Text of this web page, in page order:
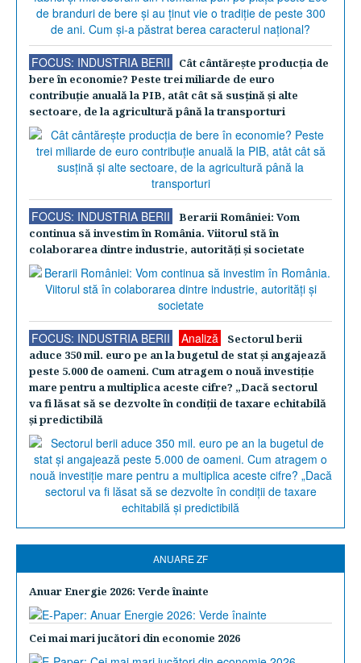
FOCUS: INDUSTRIA BERII
Cât cântăreşte producţia de
bere în economie? Peste trei miliarde de euro
contribuţie anuală la PIB, atât cât să susţină şi alte
sectoare, de la agricultură până la transporturi
FOCUS: INDUSTRIA BERII
Berarii României: Vom
continua să investim în România. Viitorul stă în
colaborarea dintre industrie, autorităţi şi societate
FOCUS: INDUSTRIA BERII Analiză
Sectorul berii
aduce 350 mil. euro pe an la bugetul de stat şi angajează
peste 5.000 de oameni. Cum atragem o nouă investiţie
mare pentru a multiplica aceste cifre? „Dacă sectorul
va fi lăsat să se dezvolte în condiţii de taxare echitabilă
şi predictibilă
ANUARE ZF
Anuar Energie 2026: Verde înainte
Cei mai mari jucători din economie 2026